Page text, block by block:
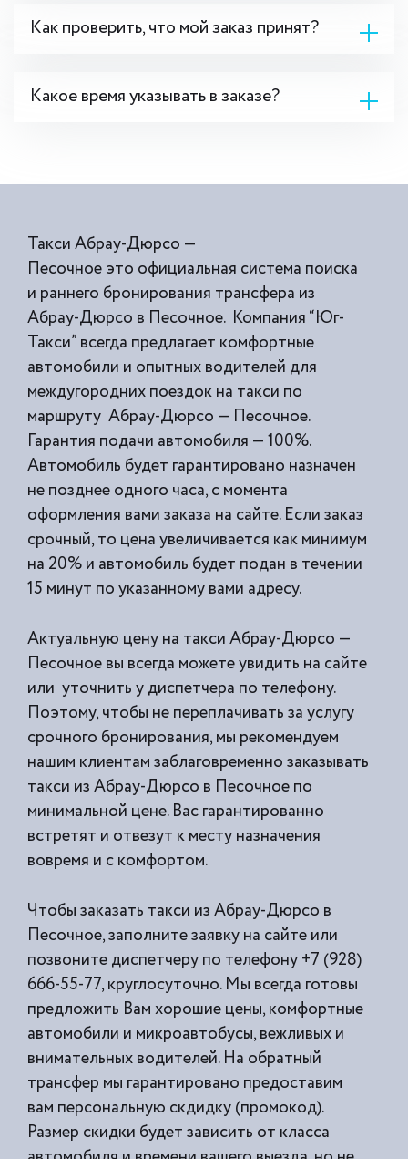
Как проверить, что мой заказ принят?
Какое время указывать в заказе?
Такси Абрау-Дюрсо —
Песочное это официальная система поиска
и раннего бронирования трансфера из
Абрау-Дюрсо в Песочное. Компания “Юг-
Такси” всегда предлагает комфортные
автомобили и опытных водителей для
междугородних поездок на такси по
маршруту Абрау-Дюрсо — Песочное.
Гарантия подачи автомобиля — 100%.
Автомобиль будет гарантировано назначен
не позднее одного часа, с момента
оформления вами заказа на сайте. Если заказ
срочный, то цена увеличивается как минимум
на 20% и автомобиль будет подан в течении
15 минут по указанному вами адресу.
Актуальную цену на такси Абрау-Дюрсо —
Песочное вы всегда можете увидить на сайте
или уточнить у диспетчера по телефону.
Поэтому, чтобы не переплачивать за услугу
срочного бронирования, мы рекомендуем
нашим клиентам заблаговременно заказывать
такси изАбрау-Дюрсо в Песочное по
минимальной цене. Вас гарантированно
встретят и отвезут к месту назначения
вовремя и с комфортом.
Чтобы заказать такси из Абрау-Дюрсо в
Песочное, заполните заявку на сайте или
позвоните диспетчеру по телефону +7 (928)
666-55-77, круглосуточно. Мы всегда готовы
предложить Вам хорошие цены, комфортные
автомобили и микроавтобусы, вежливых и
внимательных водителей. На обратный
трансфер мы гарантировано предоставим
вам персональную скдидку (промокод).
Размер скидки будет зависить от класса